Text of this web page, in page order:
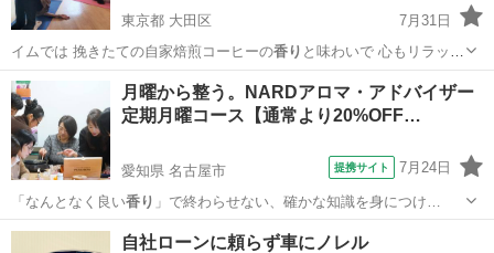
東京都 大田区
7月31日
イムでは 挽きたての自家焙煎コーヒーの香り と味わいで 心もリラック
ス ヨガと…
東京 ヨガ SNS
月曜から整う。NARDアロマ・アドバイザー
定期月曜コース【通常より20%OFF…
愛知県 名古屋市 提携サイト 7月24日
「なんとなく良い香り 」で終わらせない、確かな知識を身につけ…
愛知 名古屋市
自社ローンに頼らず車にノレル